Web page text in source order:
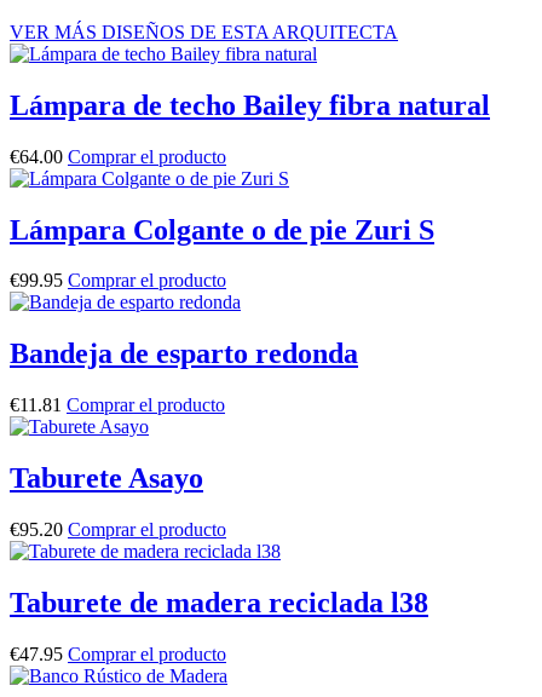
VER MÁS DISEÑOS DE ESTA ARQUITECTA
Lámpara de techo Bailey fibra natural
€64.00 Comprar el producto
Lámpara Colgante o de pie Zuri S
€99.95 Comprar el producto
Bandeja de esparto redonda
€11.81 Comprar el producto
Taburete Asayo
€95.20 Comprar el producto
Taburete de madera reciclada l38
€47.95 Comprar el producto